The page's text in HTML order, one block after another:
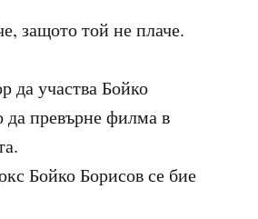
защото той не плаче.
да участва Бойко
да превърне филма в
Бойко Борисов се бие